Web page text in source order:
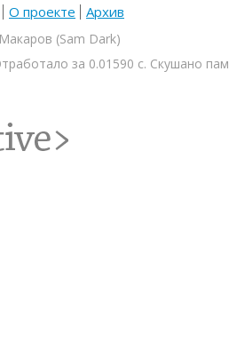
О проекте Архив
(Sam Dark)
за 0.01590 с. Скушано